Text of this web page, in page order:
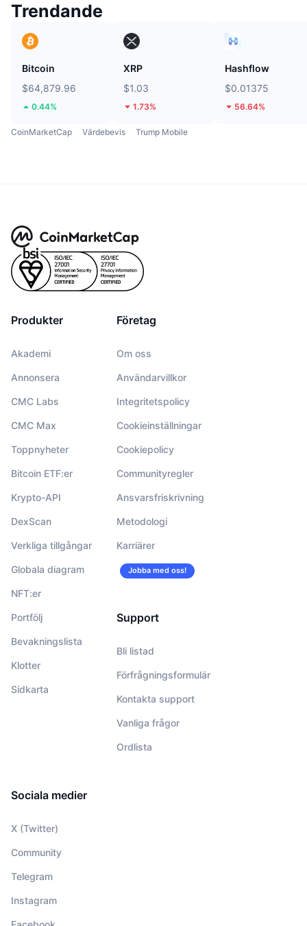
Trendande
Bitcoin
$64,879.96
0.44%
XRP
$1.03
1.73%
Hashflow
$0.01375
56.64%
CoinMarketCap Värdebevis Trump Mobile
Produkter
Akademi
Annonsera
CMC Labs
CMC Max
Toppnyheter
Bitcoin ETF:er
Krypto-API
DexScan
Verkliga tillgångar
Globala diagram
NFT:er
Portfölj
Bevakningslista
Klotter
Sidkarta
Företag
Om oss
Användarvillkor
Integritetspolicy
Cookieinställningar
Cookiepolicy
Communityregler
Ansvarsfriskrivning
Metodologi
Karriärer
Jobba med oss!
Support
Bli listad
Förfrågningsformulär
Kontakta support
Vanliga frågor
Ordlista
Sociala medier
X (Twitter)
Community
Telegram
Instagram